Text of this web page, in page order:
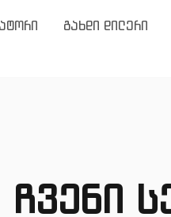
გახდი დილერი
ჩვენი